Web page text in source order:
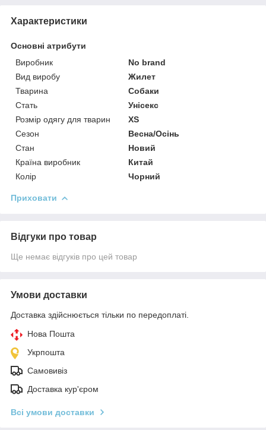
Характеристики
Основні атрибути
Виробник
No brand
Вид виробу
Жилет
Тварина
Собаки
Стать
Унісекс
Розмір одягу для тварин
XS
Сезон
Весна/Осінь
Стан
Новий
Країна виробник
Китай
Колір
Чорний
Приховати
Відгуки про товар
Ще немає відгуків про цей товар
Умови доставки
Доставка здійснюється тільки по передоплаті.
Нова Пошта
Укрпошта
Самовивіз
Доставка кур'єром
Всі умови доставки